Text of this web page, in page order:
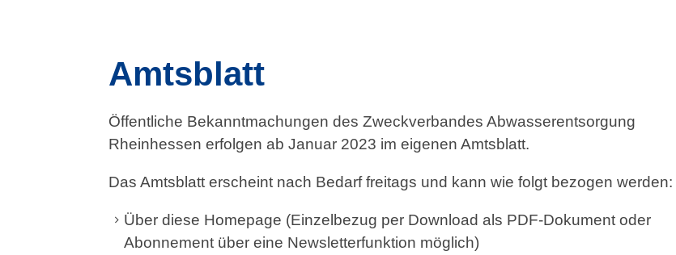
Amtsblatt
Öffentliche Bekanntmachungen des Zweckverbandes Abwasserentsorgung
Rheinhessen erfolgen ab Januar 2023 im eigenen Amtsblatt.
Das Amtsblatt erscheint nach Bedarf freitags und kann wie folgt bezogen werden:
Über diese Homepage (Einzelbezug per Download als PDF-Dokument oder
Abonnement über eine Newsletterfunktion möglich)